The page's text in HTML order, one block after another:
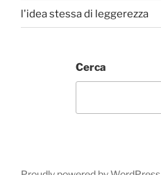
l'idea stessa di leggerezza
Cerca